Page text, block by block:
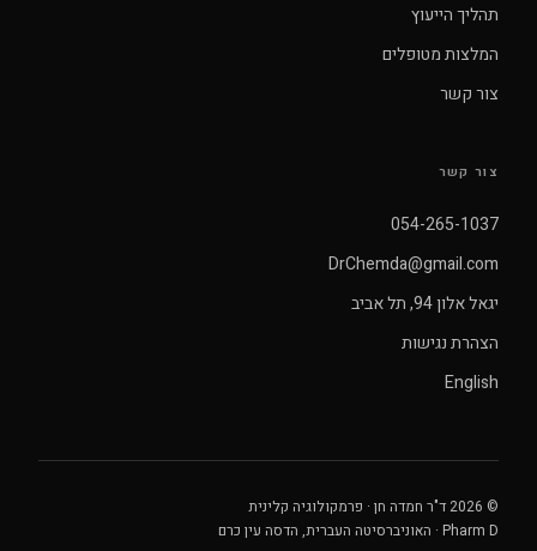
תהליך הייעוץ
המלצות מטופלים
צור קשר
צור קשר
054-265-1037
DrChemda@gmail.com
יגאל אלון 94, תל אביב
הצהרת נגישות
English
© 2026 ד"ר חמדה חן · פרמקולוגיה קלינית
Pharm D · האוניברסיטה העברית, הדסה עין כרם